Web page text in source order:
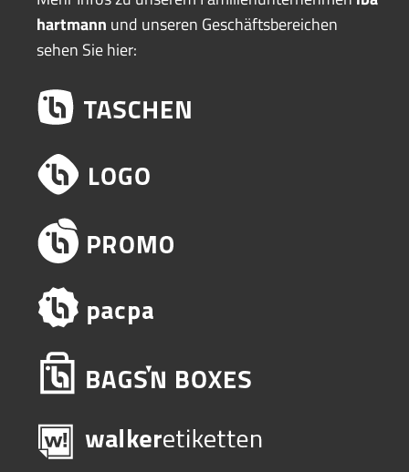
hartmann und unseren Geschäftsbereichen
sehen Sie hier: